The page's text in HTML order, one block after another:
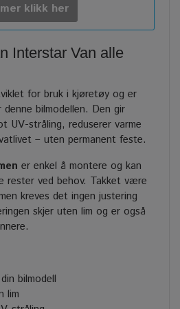
klikk her
Interstar Van alle
for bruk i kjøretøy og er
bilmodellen. Den gir
UV-stråling, reduserer varme
– uten permanent feste.
er enkel å montere og kan
rester ved behov. Takket være
kreves det ingen justering
skjer uten lim og er også
bilmodell
lim